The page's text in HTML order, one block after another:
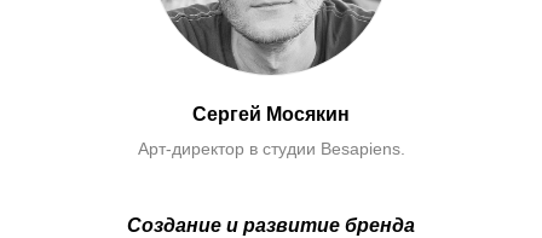
Сергей Мосякин
Арт-директор в студии Besapiens.
Создание и развитие бренда